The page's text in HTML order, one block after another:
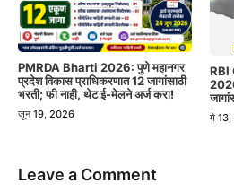
PMRDA Bharti 2026: पुणे महानगर
प्रदेश विकास प्राधिकरणात 12 जागांसाठी
भरती; फी नाही, थेट ई-मेलने अर्ज करा!
जून 19, 2026
RBI
मे
Leave a Comment